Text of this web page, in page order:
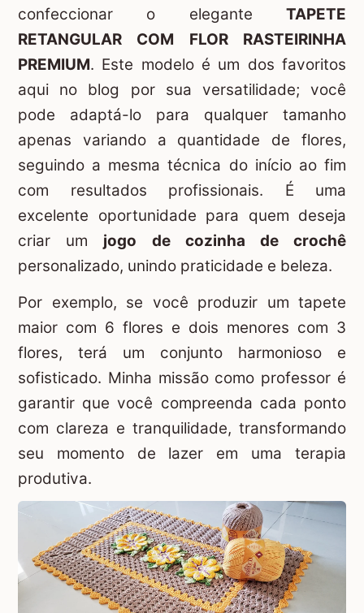
confeccionar o elegante TAPETE
RETANGULAR COM FLOR RASTEIRINHA
PREMIUM. Este modelo é um dos favoritos
aqui no blog por sua versatilidade; você
pode adaptá-lo para qualquer tamanho
apenas variando a quantidade de flores,
seguindo a mesma técnica do início ao fim
com resultados profissionais. É uma
excelente oportunidade para quem deseja
criar um jogo de cozinha de crochê
personalizado, unindo praticidade e beleza.
Por exemplo, se você produzir um tapete
maior com 6 flores e dois menores com 3
flores, terá um conjunto harmonioso e
sofisticado. Minha missão como professor é
garantir que você compreenda cada ponto
com clareza e tranquilidade, transformando
seu momento de lazer em uma terapia
produtiva.